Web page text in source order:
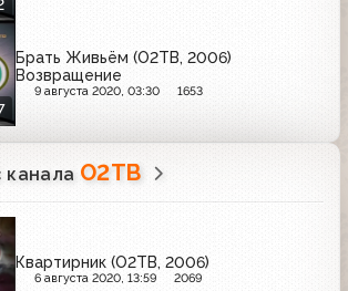
Брать Живьём (О2ТВ, 2006)
Возвращение
9 августа 2020, 03:30 1653
канала О2ТВ
Квартирник (О2ТВ, 2006)
6 августа 2020, 13:59 2069